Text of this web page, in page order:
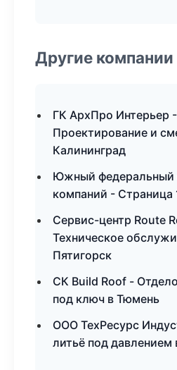
Другие компании
ГК АрхПро Интерьер -
Проектирование и
Калининград
Южный федеральный
компаний - Страница
Сервис-центр Route
Техническое
Пятигорск
СК Build Roof -
под ключ в Тюмень
ООО ТехРесурс
литьё под давлением